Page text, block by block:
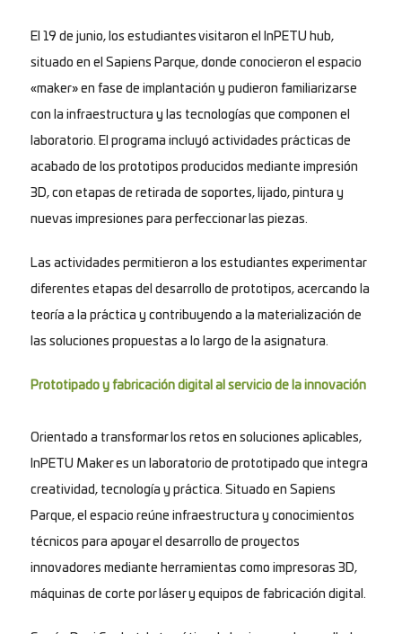
El 19 de junio, los estudiantes visitaron el InPETU hub,
situado en el Sapiens Parque, donde conocieron el espacio
«maker» en fase de implantación y pudieron familiarizarse
con la infraestructura y las tecnologías que componen el
laboratorio. El programa incluyó actividades prácticas de
acabado de los prototipos producidos mediante impresión
3D, con etapas de retirada de soportes, lijado, pintura y
nuevas impresiones para perfeccionar las piezas.
Las actividades permitieron a los estudiantes experimentar
diferentes etapas del desarrollo de prototipos, acercando la
teoría a la práctica y contribuyendo a la materialización de
las soluciones propuestas a lo largo de la asignatura.
Prototipado y fabricación digital al servicio de la innovación
Orientado a transformar los retos en soluciones aplicables,
InPETU Maker es un laboratorio de prototipado que integra
creatividad, tecnología y práctica. Situado en Sapiens
Parque, el espacio reúne infraestructura y conocimientos
técnicos para apoyar el desarrollo de proyectos
innovadores mediante herramientas como impresoras 3D,
máquinas de corte por láser y equipos de fabricación digital.